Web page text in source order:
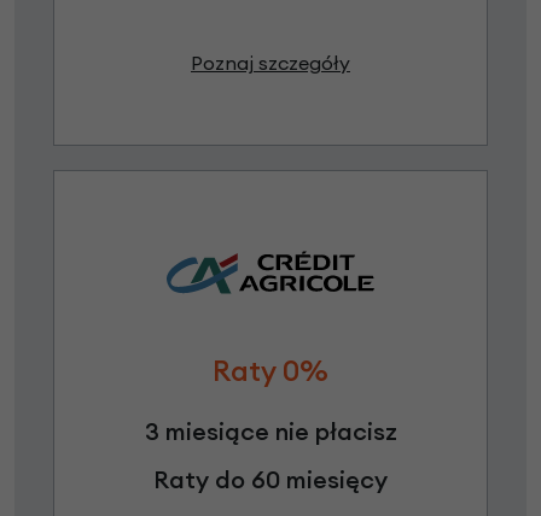
Poznaj szczegóły
Raty 0%
3 miesiące nie płacisz
Raty do 60 miesięcy